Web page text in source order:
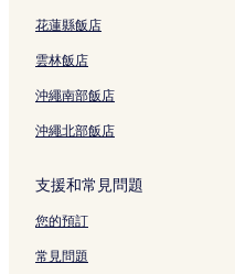
花蓮縣飯店
雲林飯店
沖繩南部飯店
沖繩北部飯店
支援和常見問題
您的預訂
常見問題